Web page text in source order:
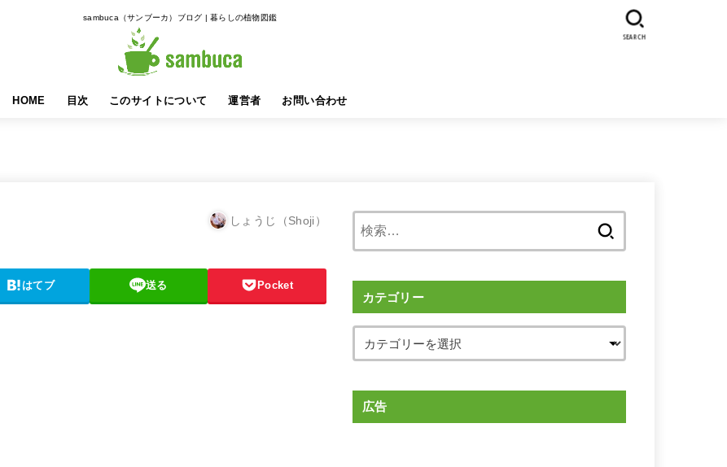
sambuca（サンブーカ）ブログ | 暮らしの植物図鑑
HOME 目次 このサイトについて 運営者 お問い合わせ
SEARCH
しょうじ（Shoji）
はてブ 送る Pocket
カテゴリー
広告